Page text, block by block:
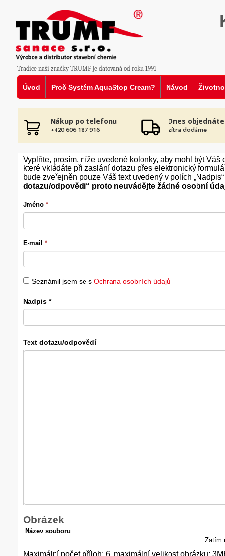
Úvod Proč Systém AquaStop Cream? Návod
Tradice naší značky TRUMF je datovaná od roku 1991
Nákup po telefonu
+420 606 187 916
Dnes objednáte
zítra dodáme
Vyplňte, prosím, níže uvedené kolonky, aby mohl být
které vkládáte při zaslání dotazu přes elektronický
bude zveřejněn pouze Váš text uvedený v polích „Nadpis“
dotazu/odpovědi“ proto neuvádějte žádné osobní
Jméno *
E-mail *
Seznámil jsem se sOchrana osobních údajů
Nadpis *
Text dotazu/odpovědí
Obrázek
Název souboru
Zatím
Maximální počet příloh: 6, maximální velikost obrázku: